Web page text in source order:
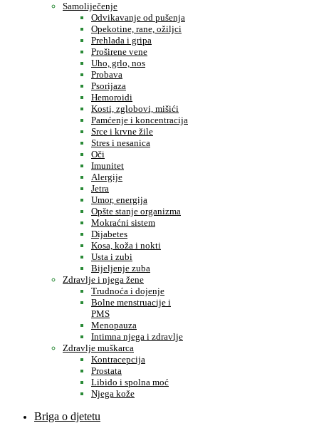
Samoliječenje
Odvikavanje od pušenja
Opekotine, rane, ožiljci
Prehlada i gripa
Proširene vene
Uho, grlo, nos
Probava
Psorijaza
Hemoroidi
Kosti, zglobovi, mišići
Pamćenje i koncentracija
Srce i krvne žile
Stres i nesanica
Oči
Imunitet
Alergije
Jetra
Umor, energija
Opšte stanje organizma
Mokraćni sistem
Dijabetes
Kosa, koža i nokti
Usta i zubi
Bijeljenje zuba
Zdravlje i njega žene
Trudnoća i dojenje
Bolne menstruacije i
PMS
Menopauza
Intimna njega i zdravlje
Zdravlje muškarca
Kontracepcija
Prostata
Libido i spolna moć
Njega kože
Briga o djetetu